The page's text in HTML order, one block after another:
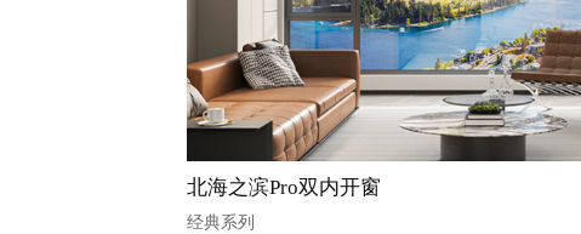
北海之滨Pro双内开窗
经典系列